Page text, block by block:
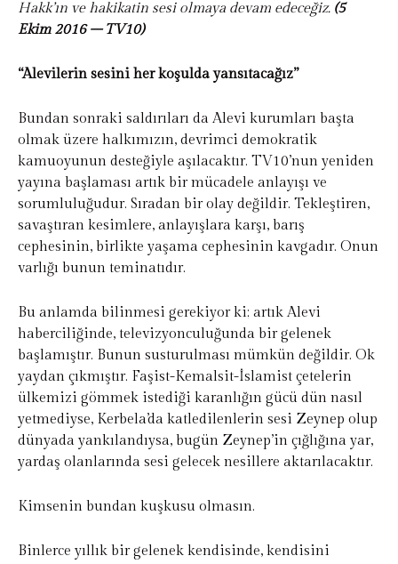
Hakk’ın ve hakikatin sesi olmaya devam edeceğiz. (5
Ekim 2016 – TV10)
“Alevilerin sesini her koşulda yansıtacağız”
Bundan sonraki saldırıları da Alevi kurumları başta
olmak üzere halkımızın, devrimci demokratik
kamuoyunun desteğiyle aşılacaktır. TV10’nun yeniden
yayına başlaması artık bir mücadele anlayışı ve
sorumluluğudur. Sıradan bir olay değildir. Tekleştiren,
savaştıran kesimlere, anlayışlara karşı, barış
cephesinin, birlikte yaşama cephesinin kavgadır. Onun
varlığı bunun teminatıdır.
Bu anlamda bilinmesi gerekiyor ki; artık Alevi
haberciliğinde, televizyonculuğunda bir gelenek
başlamıştır. Bunun susturulması mümkün değildir. Ok
yaydan çıkmıştır. Faşist-Kemalsit-İslamist çetelerin
ülkemizi gömmek istediği karanlığın gücü dün nasıl
yetmediyse, Kerbela’da katledilenlerin sesi Zeynep olup
dünyada yankılandıysa, bugün Zeynep’in çığlığına yar,
yardaş olanlarında sesi gelecek nesillere aktarılacaktır.
Kimsenin bundan kuşkusu olmasın.
Binlerce yıllık bir gelenek kendisinde, kendisini